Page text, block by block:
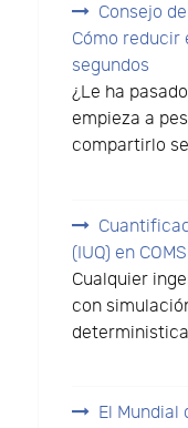
Consejo
Cómo reducir
segundos
¿Le ha
empieza a
compartirlo
(IUQ) en
Cualquier
con
El Mundial